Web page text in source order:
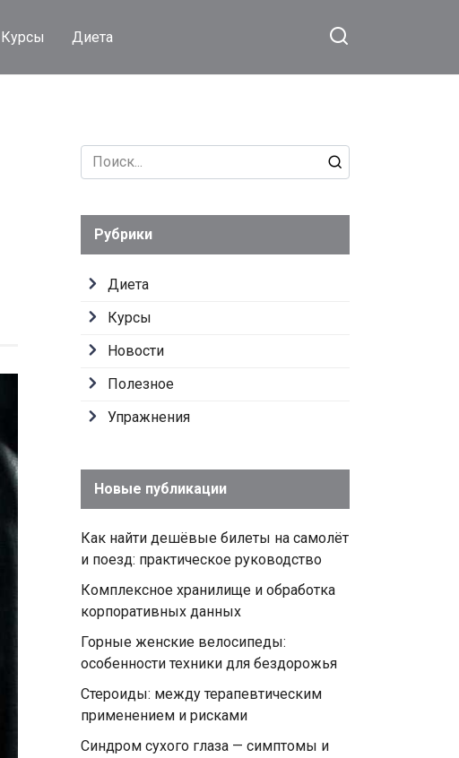
Курсы Диета
Search
for:
Рубрики
Диета
Курсы
Новости
Полезное
Упражнения
Новые публикации
Как найти дешёвые билеты на самолёт
и поезд: практическое руководство
Комплексное хранилище и обработка
корпоративных данных
Горные женские велосипеды:
особенности техники для бездорожья
Стероиды: между терапевтическим
применением и рисками
Синдром сухого глаза — симптомы и